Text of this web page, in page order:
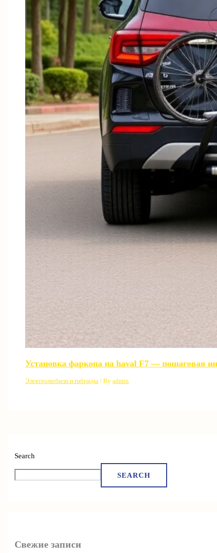
Search
SEARCH
Свежие записи
Установка фаркопа на haval F7 — пошаговая
Электромобили и гибриды / Byadmin